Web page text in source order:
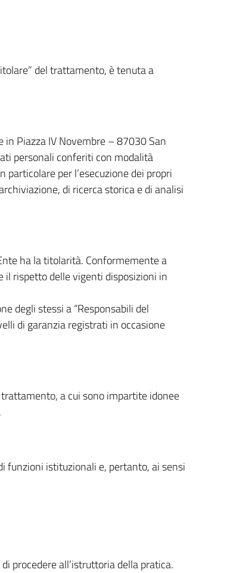
del trattamento, è tenuta a
Piazza IV Novembre – 87030 San
personali conferiti con modalità
per l’esecuzione dei propri
di ricerca storica e di analisi
ha la titolarità. Conformemente a
rispetto delle vigenti disposizioni in
degli stessi a “Responsabili del
di garanzia registrati in occasione
a cui sono impartite idonee
funzioni istituzionali e, pertanto, ai sensi
procedere all’istruttoria della pratica.